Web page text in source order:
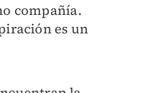
compañía.
es un